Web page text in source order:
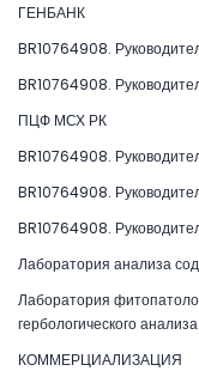
ГЕНБАНК
BR10764908.
BR10764908.
ПЦФ МСХ РК
BR10764908.
BR10764908.
BR10764908.
Лаборатория анализа
Лаборатория
гербологического
КОММЕРЦИАЛИЗАЦИЯ